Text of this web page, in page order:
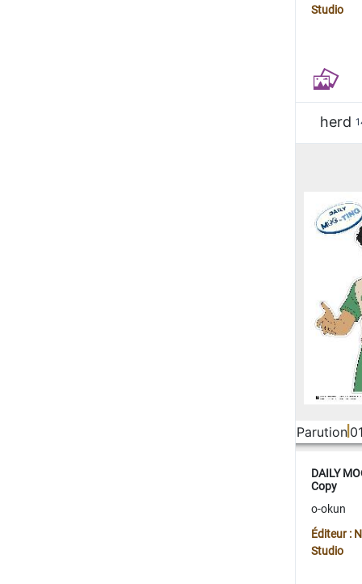
Studio
herd
Parution
DAILY
Copy
o-okun
Éditeur :
Studio